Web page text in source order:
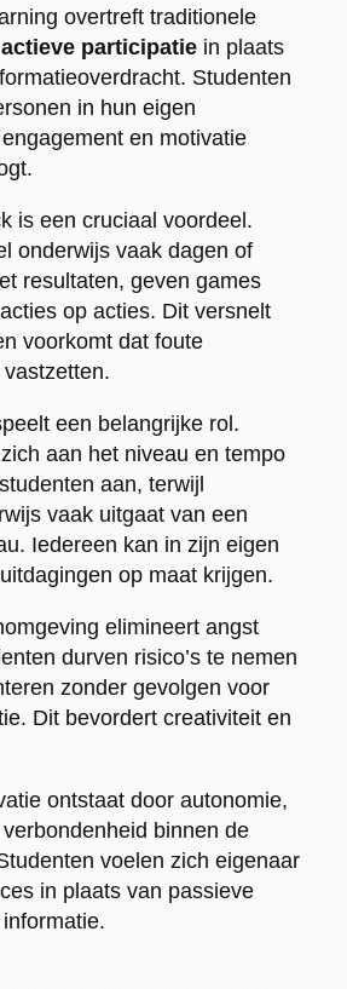
overtreft traditionele
actieve participatiein plaats
Studenten
in hun eigen
en motivatie
is een cruciaal voordeel.
onderwijs vaak dagen of
resultaten, geven games
op acties. Dit versnelt
voorkomt dat foute
een belangrijke rol.
aan het niveau en tempo
aan, terwijl
vaak uitgaat van een
Iedereen kan in zijn eigen
op maat krijgen.
elimineert angst
durven risico’s te nemen
zonder gevolgen voor
Dit bevordert creativiteit en
ontstaat door autonomie,
binnen de
voelen zich eigenaar
in plaats van passieve